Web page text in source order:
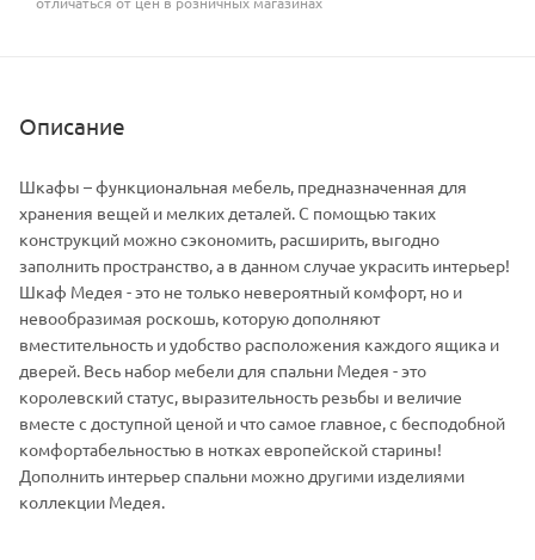
Описание
Шкафы – функциональная мебель, предназначенная для
хранения вещей и мелких деталей. С помощью таких
конструкций можно сэкономить, расширить, выгодно
заполнить пространство, а в данном случае украсить интерьер!
Шкаф Медея - это не только невероятный комфорт, но и
невообразимая роскошь, которую дополняют
вместительность и удобство расположения каждого ящика и
дверей. Весь набор мебели для спальни Медея - это
королевский статус, выразительность резьбы и величие
вместе с доступной ценой и что самое главное, с бесподобной
комфортабельностью в нотках европейской старины!
Дополнить интерьер спальни можно другими изделиями
коллекции Медея.